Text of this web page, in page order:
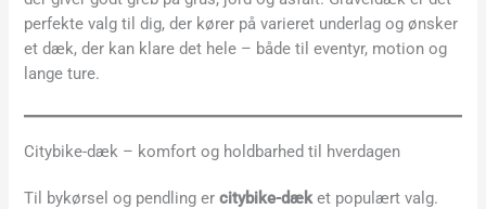
perfekte valg til dig, der kører på varieret underlag og ønsker
et dæk, der kan klare det hele – både til eventyr, motion og
lange ture.
Citybike-dæk – komfort og holdbarhed til hverdagen
Til bykørsel og pendling ercitybike-dæket populært valg.